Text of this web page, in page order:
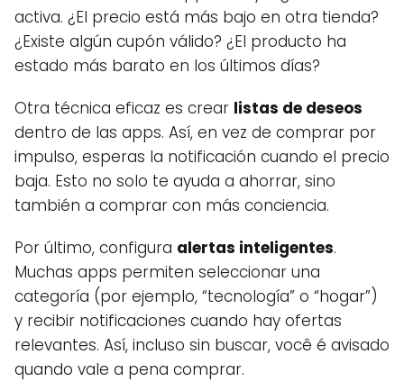
activa. ¿El precio está más bajo en otra tienda?
¿Existe algún cupón válido? ¿El producto ha
estado más barato en los últimos días?
Otra técnica eficaz es crear listas de deseos
dentro de las apps. Así, en vez de comprar por
impulso, esperas la notificación cuando el precio
baja. Esto no solo te ayuda a ahorrar, sino
también a comprar con más conciencia.
Por último, configura alertas inteligentes.
Muchas apps permiten seleccionar una
categoría (por ejemplo, “tecnología” o “hogar”)
y recibir notificaciones cuando hay ofertas
relevantes. Así, incluso sin buscar, você é avisado
quando vale a pena comprar.